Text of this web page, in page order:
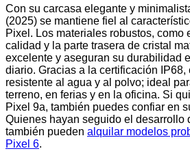
Con su carcasa elegante y
(2025) se mantiene fiel al
Pixel. Los materiales robustos, como
calidad y la parte trasera de cristal
excelente y aseguran su durabilidad
diario. Gracias a la certificación IP68,
resistente al agua y al polvo; ideal
terreno, en ferias y en la oficina. Si
Pixel 9a, también puedes confiar en
Quienes hayan seguido el desarrollo
también pueden alquilar modelos
Pixel 6.